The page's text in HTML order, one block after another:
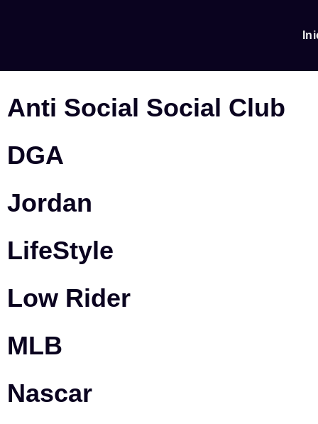
Anti Social Social Club
DGA
Jordan
LifeStyle
Low Rider
MLB
Nascar